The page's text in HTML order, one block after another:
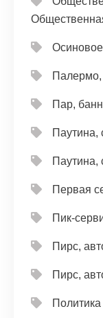
Осиновое
Палермо,
Пар,
Паутина,
Паутина,
Первая
Пик-
Пирс,
Пирс,